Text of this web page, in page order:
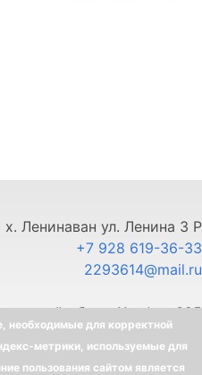
х. Ленинаван ул. Ленина 3 Р
+7 928 619-36-33
2293614@mail.ru
обход 11, офис 325
+7 903 445-80-33
необходимые для корректной
метрики, используемые для
пользования сайтом является